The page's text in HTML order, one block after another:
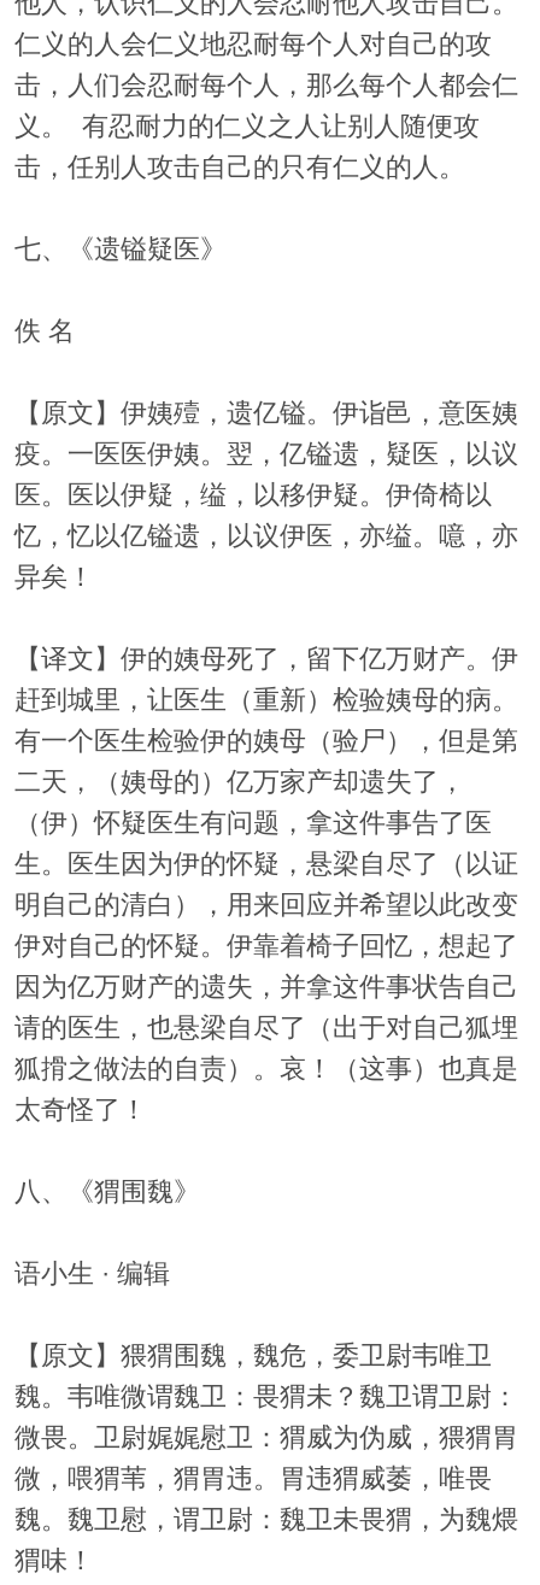
仁义的人会仁义地忍耐每个人对自己的攻
击，人们会忍耐每个人，那么每个人都会仁
义。 有忍耐力的仁义之人让别人随便攻
击，任别人攻击自己的只有仁义的人。
七、《遗镒疑医》
佚 名
【原文】伊姨殪，遗亿镒。伊诣邑，意医姨
疫。一医医伊姨。翌，亿镒遗，疑医，以议
医。医以伊疑，缢，以移伊疑。伊倚椅以
忆，忆以亿镒遗，以议伊医，亦缢。噫，亦
异矣！
【译文】伊的姨母死了，留下亿万财产。伊
赶到城里，让医生（重新）检验姨母的病。
有一个医生检验伊的姨母（验尸），但是第
二天，（姨母的）亿万家产却遗失了，
（伊）怀疑医生有问题，拿这件事告了医
生。医生因为伊的怀疑，悬梁自尽了（以证
明自己的清白），用来回应并希望以此改变
伊对自己的怀疑。伊靠着椅子回忆，想起了
因为亿万财产的遗失，并拿这件事状告自己
请的医生，也悬梁自尽了（出于对自己狐埋
狐搰之做法的自责）。哀！（这事）也真是
太奇怪了！
八、《猬围魏》
语小生 · 编辑
【原文】猥猬围魏，魏危，委卫尉韦唯卫
魏。韦唯微谓魏卫：畏猬未？魏卫谓卫尉：
微畏。卫尉娓娓慰卫：猬威为伪威，猥猬胃
微，喂猬苇，猬胃违。胃违猬威萎，唯畏
魏。魏卫慰，谓卫尉：魏卫未畏猬，为魏煨
猬味！